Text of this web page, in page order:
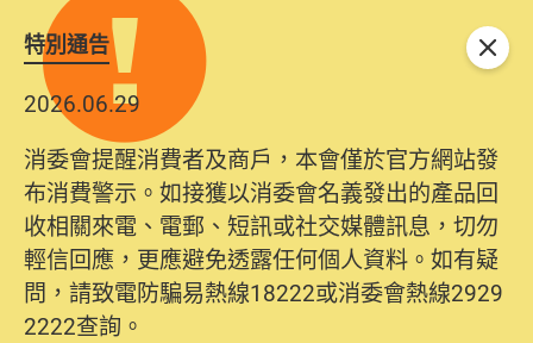
特別通告
2026.06.29
消委會提醒消費者及商戶，本會僅於官方網站發
布消費警示。如接獲以消委會名義發出的產品回
收相關來電、電郵、短訊或社交媒體訊息，切勿
輕信回應，更應避免透露任何個人資料。如有疑
問，請致電防騙易熱線18222或消委會熱線2929
2222查詢。
關閉